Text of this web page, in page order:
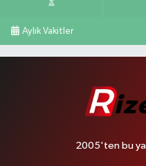
Aylık Vakitler
2005'ten bu